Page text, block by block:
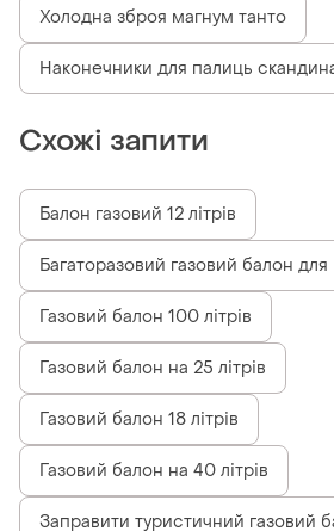
Холодна зброя магнум танто
Наконечники для палиць
Схожі запити
Балон газовий 12 літрів
Багаторазовий газовий балон для
Газовий балон 100 літрів
Газовий балон на 25 літрів
Газовий балон 18 літрів
Газовий балон на 40 літрів
Заправити туристичний газовий